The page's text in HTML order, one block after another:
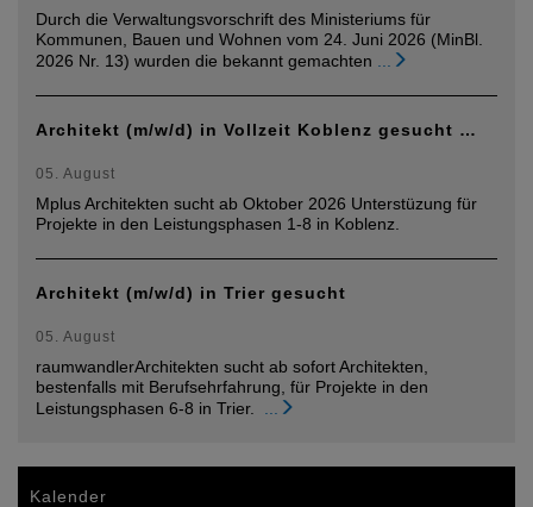
Durch die Verwaltungsvorschrift des Ministeriums für
Kommunen, Bauen und Wohnen vom 24. Juni 2026 (MinBl.
2026 Nr. 13) wurden die bekannt gemachten
Architekt (m/w/d) in Vollzeit Koblenz gesucht …
05. August
Mplus Architekten sucht ab Oktober 2026 Unterstüzung für
Projekte in den Leistungsphasen 1-8 in Koblenz.
Architekt (m/w/d) in Trier gesucht
05. August
raumwandlerArchitekten sucht ab sofort Architekten,
bestenfalls mit Berufsehrfahrung, für Projekte in den
Leistungsphasen 6-8 in Trier.
Kalender